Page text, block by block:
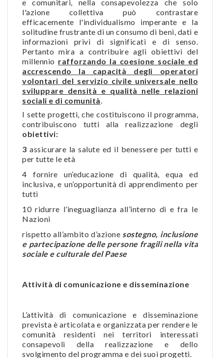
e comunitari, nella consapevolezza che solo
l'azione collettiva può contrastare
efficacemente l'individualismo imperante e la
solitudine frustrante di un consumo di beni, dati e
informazioni privi di significati e di senso.
Pertanto mira a contribuire agli obiettivi del
millennio rafforzando la coesione sociale ed
accrescendo la capacità degli operatori
volontari del servizio civile universale nello
sviluppare densità e qualità nelle relazioni
sociali e di comunità.
I sette progetti, che costituiscono il programma,
contribuiscono tutti alla realizzazione degli
obiettivi:
3 assicurare la salute ed il benessere per tutti e
per tutte le età
4 fornire un’educazione di qualità, equa ed
inclusiva, e un’opportunità di apprendimento per
tutti
10 ridurre l’ineguaglianza all’interno di e fra le
Nazioni
rispetto all’ambito d’azione sostegno, inclusione
e partecipazione delle persone fragili nella vita
sociale e culturale del Paese
Attività di comunicazione e disseminazione
L’attività di comunicazione e disseminazione
prevista è articolata e organizzata per rendere le
comunità residenti nei territori interessati
consapevoli della realizzazione e dello
svolgimento del programma e dei suoi progetti.